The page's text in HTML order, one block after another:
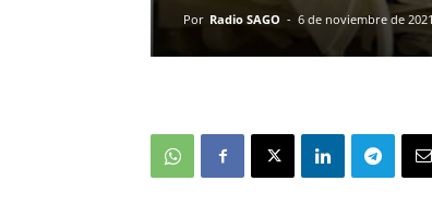
Por Radio SAGO - 6 de noviembre de 2021